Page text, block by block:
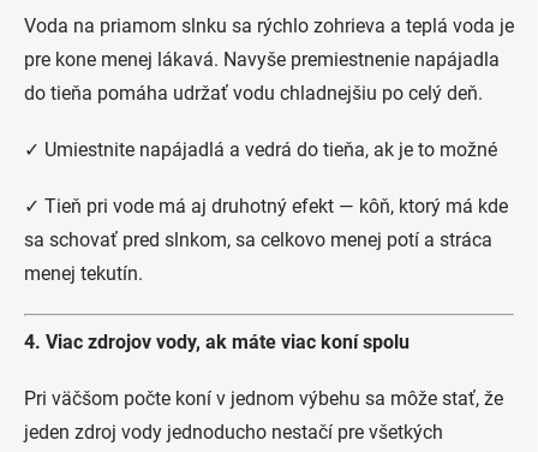
Voda na priamom slnku sa rýchlo zohrieva a teplá voda je
pre kone menej lákavá. Navyše premiestnenie napájadla
do tieňa pomáha udržať vodu chladnejšiu po celý deň.
✓ Umiestnite napájadlá a vedrá do tieňa, ak je to možné
✓ Tieň pri vode má aj druhotný efekt — kôň, ktorý má kde
sa schovať pred slnkom, sa celkovo menej potí a stráca
menej tekutín.
4. Viac zdrojov vody, ak máte viac koní spolu
Pri väčšom počte koní v jednom výbehu sa môže stať, že
jeden zdroj vody jednoducho nestačí pre všetkých